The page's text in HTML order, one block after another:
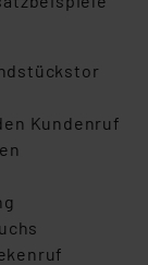
kein
wird. So
dass
bestehen.
stützt
der
Kundenruf